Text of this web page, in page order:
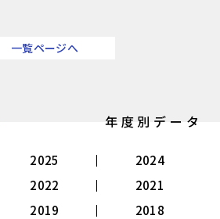
一覧ページへ
年度別データ
2025
2024
2022
2021
2019
2018